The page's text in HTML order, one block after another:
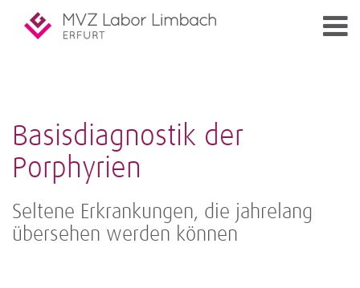
Basisdiagnostik der
Porphyrien
Seltene Erkrankungen, die jahrelang
übersehen werden können